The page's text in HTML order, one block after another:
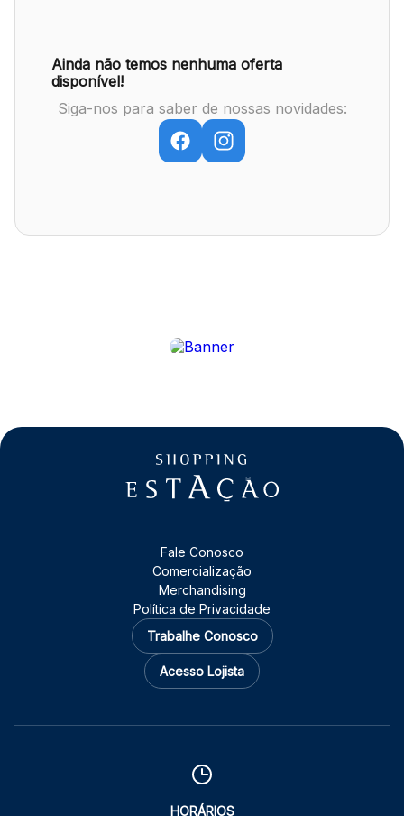
Mapa Virtual
Ainda não temos nenhuma oferta
disponível!
Siga-nos para saber de nossas novidades:
Fale Conosco
Comercialização
Merchandising
Política de Privacidade
Trabalhe Conosco
Acesso Lojista
HORÁRIOS